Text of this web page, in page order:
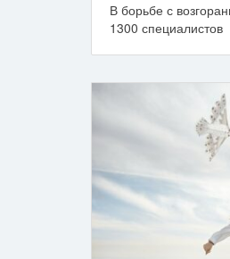
В борьбе с
1300 специалистов